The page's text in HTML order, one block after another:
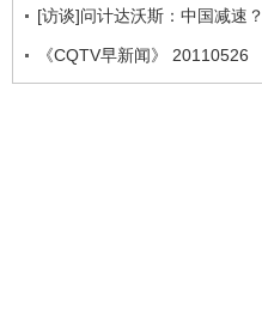
[访谈]问计达沃斯：中国减速？
《CQTV早新闻》 20110526